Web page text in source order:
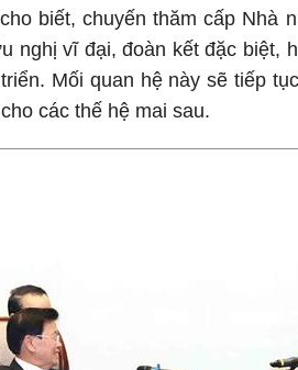
biết, chuyến thăm cấp Nhà
nghị vĩ đại, đoàn kết đặc biệt,
Mối quan hệ này sẽ tiếp
các thế hệ mai sau.